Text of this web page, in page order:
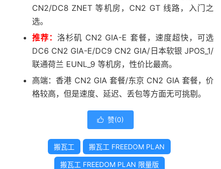
CN2/DC8 ZNET 等机房，CN2 GT 线路，入门之
选。
推荐：洛杉矶 CN2 GIA-E 套餐，速度超快，可选
DC6 CN2 GIA-E/DC9 CN2 GIA/日本软银 JPOS_1/
联通荷兰 EUNL_9 等机房，性价比最高。
高端：香港 CN2 GIA 套餐/东京 CN2 GIA 套餐，价
格较高，但是速度、延迟、丢包等方面无可挑剔。
 赞(0)
搬瓦工 搬瓦工 FREEDOM PLAN
搬瓦工 FREEDOM PLAN 限量版